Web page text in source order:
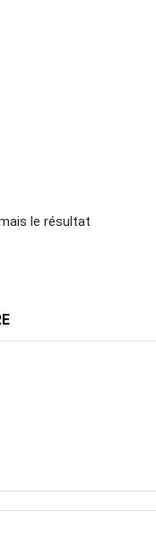
le résultat